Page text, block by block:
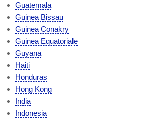
Guatemala
Guinea Bissau
Guinea Conakry
Guinea Equatoriale
Guyana
Haiti
Honduras
Hong Kong
India
Indonesia